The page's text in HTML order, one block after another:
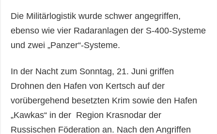
Die Militärlogistik wurde schwer angegriffen,
ebenso wie vier Radaranlagen der S-400-Systeme
und zwei „Panzer“-Systeme.
In der Nacht zum Sonntag, 21. Juni griffen
Drohnen den Hafen von Kertsch auf der
vorübergehend besetzten Krim sowie den Hafen
„Kawkas“ in der Region Krasnodar der
Russischen Föderation an. Nach den Angriffen